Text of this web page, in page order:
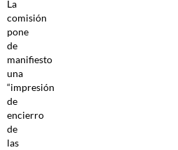
La
comisión
pone
de
manifiesto
una
“impresión
de
encierro
de
las